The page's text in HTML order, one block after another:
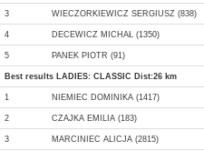
3 WIECZORKIEWICZ SERGIUSZ (838)
4 DECEWICZ MICHAŁ (1350)
5 PANEK PIOTR (91)
Best results LADIES: CLASSIC Dist:26 km
1 NIEMIEC DOMINIKA (1417)
2 CZAJKA EMILIA (183)
3 MARCINIEC ALICJA (2815)